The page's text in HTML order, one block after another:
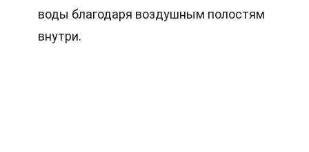
воды благодаря воздушным полостям
внутри.